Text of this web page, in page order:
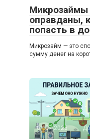
Микрозаймы
оправданы,
попасть в
Микрозайм — это
сумму денег на
01.07.2026